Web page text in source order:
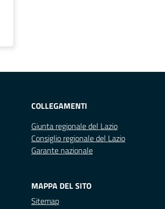
COLLEGAMENTI
Giunta regionale del Lazio
Consiglio regionale del Lazio
Garante nazionale
MAPPA DEL SITO
Sitemap